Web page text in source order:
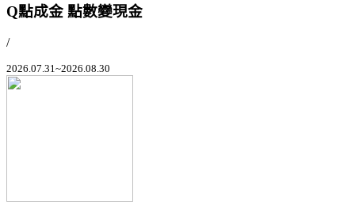
Q點成金 點數變現金
/
2026.07.31~2026.08.30